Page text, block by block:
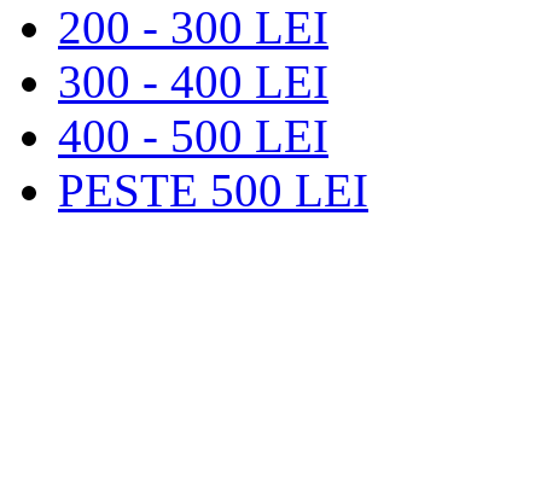
200 - 300 LEI
300 - 400 LEI
400 - 500 LEI
PESTE 500 LEI